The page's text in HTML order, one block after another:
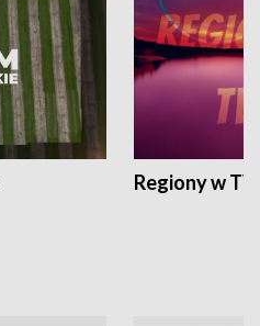
Regiony w